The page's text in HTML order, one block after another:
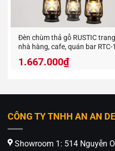
Đèn chùm thả gỗ RUSTIC
nhà hàng, cafe, quán bar RTC-
1.667.000₫
CÔNG TY TNHH AN AN
Showroom 1: 514 Nguyễn